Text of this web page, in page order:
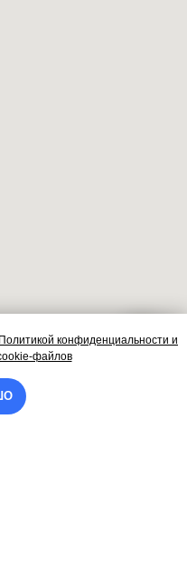
Политикой конфиденциальности и
файлов
Контакты